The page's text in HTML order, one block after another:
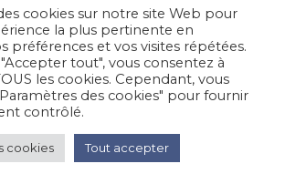
75 €/nuit
2 personnes vue
au pied du Grand...
dans maison
cookies sur notre site Web pour
la plus pertinente en
préférences et vos visites répétées.
tout", vous consentez à
les cookies. Cependant, vous
des cookies" pour fournir
contrôlé.
cookies Tout accepter